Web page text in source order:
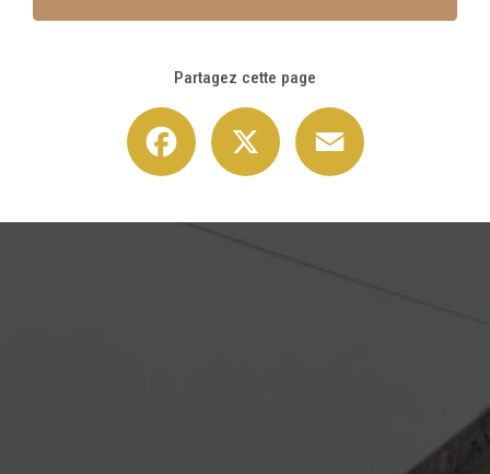
Partagez cette page
Facebook